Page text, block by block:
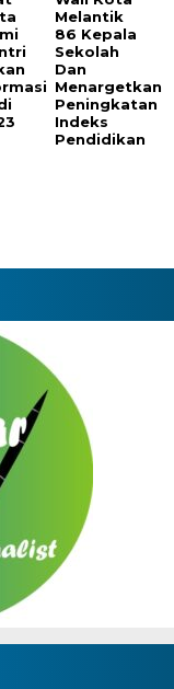
Melantik
86 Kepala
Sekolah
Dan
Menargetkan
Peningkatan
Indeks
Pendidikan